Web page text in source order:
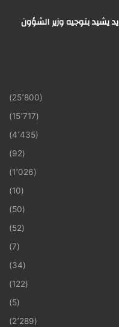
يشيد بتوجيه وزير الشؤون
(25٬800)
(15٬717)
(4٬435)
(92)
(1٬026)
(10)
(50)
(52)
(7)
(34)
(122)
(5)
(2٬289)